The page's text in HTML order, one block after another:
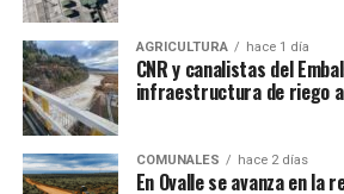
AGRICULTURA hace 1 día
CNR y canalistas del
infraestructura de riego
COMUNALES hace 2 días
En Ovalle se avanza en la